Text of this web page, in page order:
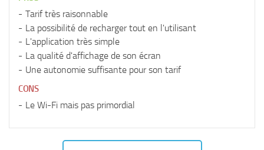
Tarif très raisonnable
La possibilité de recharger tout en l'utilisant
L'application très simple
La qualité d'affichage de son écran
Une autonomie suffisante pour son tarif
CONS
Le Wi-Fi mais pas primordial